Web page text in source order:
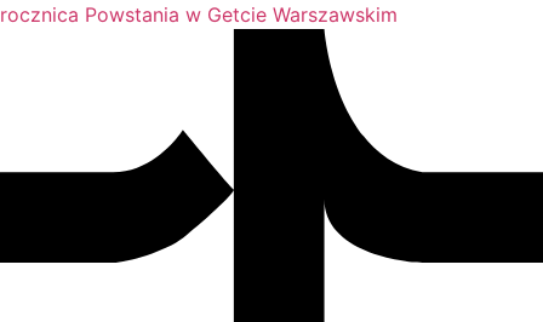
rocznica Powstania w Getcie Warszawskim